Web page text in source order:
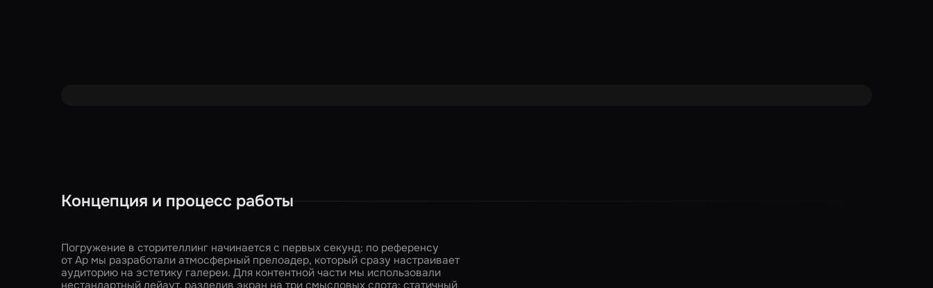
Концепция и процесс работы
Погружение в сторителлинг начинается с первых секунд: по референсу
от Ар мы разработали атмосферный прелоадер, который сразу настраивает
аудиторию на эстетику галереи. Для контентной части мы использовали